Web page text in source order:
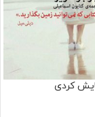
کردی